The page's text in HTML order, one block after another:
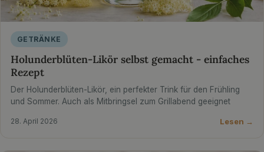
GETRÄNKE
Holunderblüten-Likör selbst gemacht - einfaches
Rezept
Der Holunderblüten-Likör, ein perfekter Trink für den Frühling
und Sommer. Auch als Mitbringsel zum Grillabend geeignet
28. April 2026 Lesen →